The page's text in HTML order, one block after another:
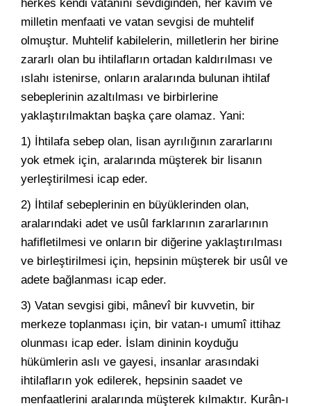
herkes kendi vatanını sevdiğinden, her kavim ve
milletin menfaati ve vatan sevgisi de muhtelif
olmuştur. Muhtelif kabilelerin, milletlerin her birine
zararlı olan bu ihtilafların ortadan kaldırılması ve
ıslahı istenirse, onların aralarında bulunan ihtilaf
sebeplerinin azaltılması ve birbirlerine
yaklaştırılmaktan başka çare olamaz. Yani:
1) İhtilafa sebep olan, lisan ayrılığının zararlarını
yok etmek için, aralarında müşterek bir lisanın
yerleştirilmesi icap eder.
2) İhtilaf sebeplerinin en büyüklerinden olan,
aralarındaki adet ve usûl farklarının zararlarının
hafifletilmesi ve onların bir diğerine yaklaştırılması
ve birleştirilmesi için, hepsinin müşterek bir usûl ve
adete bağlanması icap eder.
3) Vatan sevgisi gibi, mânevî bir kuvvetin, bir
merkeze toplanması için, bir vatan-ı umumî ittihaz
olunması icap eder. İslam dininin koyduğu
hükümlerin aslı ve gayesi, insanlar arasındaki
ihtilafların yok edilerek, hepsinin saadet ve
menfaatlerini aralarında müşterek kılmaktır. Kurân-ı